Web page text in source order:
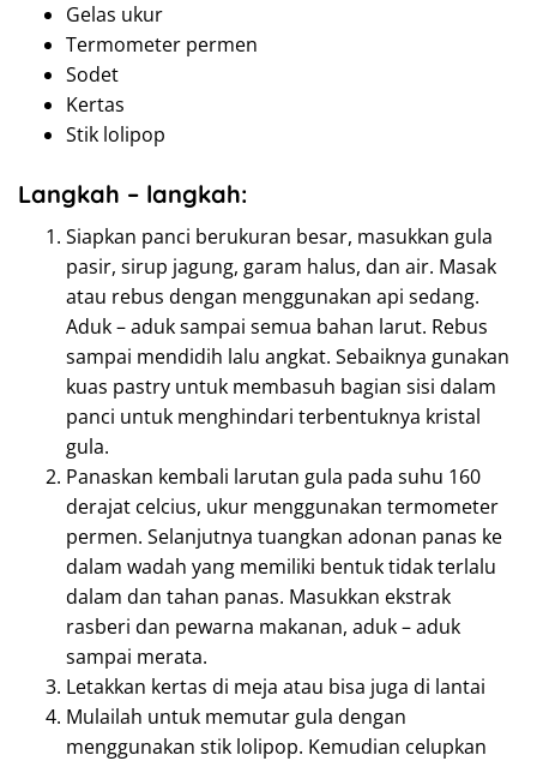
Gelas ukur
Termometer permen
Sodet
Kertas
Stik lolipop
Langkah – langkah:
Siapkan panci berukuran besar, masukkan gula
pasir, sirup jagung, garam halus, dan air. Masak
atau rebus dengan menggunakan api sedang.
Aduk – aduk sampai semua bahan larut. Rebus
sampai mendidih lalu angkat. Sebaiknya gunakan
kuas pastry untuk membasuh bagian sisi dalam
panci untuk menghindari terbentuknya kristal
gula.
Panaskan kembali larutan gula pada suhu 160
derajat celcius, ukur menggunakan termometer
permen. Selanjutnya tuangkan adonan panas ke
dalam wadah yang memiliki bentuk tidak terlalu
dalam dan tahan panas. Masukkan ekstrak
rasberi dan pewarna makanan, aduk – aduk
sampai merata.
Letakkan kertas di meja atau bisa juga di lantai
Mulailah untuk memutar gula dengan
menggunakan stik lolipop. Kemudian celupkan